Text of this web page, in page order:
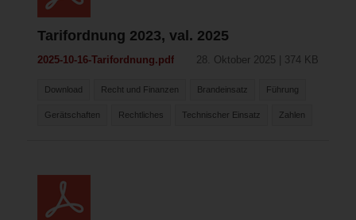
Tarifordnung 2023, val. 2025
28. Oktober 2025 | 374 KB
2025-10-16-Tarifordnung.pdf
Download Recht und Finanzen Brandeinsatz Führung
Gerätschaften Rechtliches Technischer Einsatz Zahlen